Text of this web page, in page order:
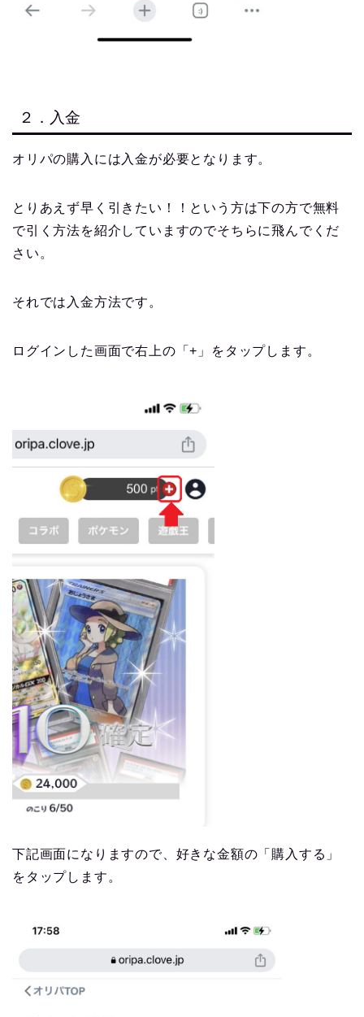
２．入金
オリパの購入には入金が必要となります。
とりあえず早く引きたい！！という方は下の方で無料
で引く方法を紹介していますのでそちらに飛んでくだ
さい。
それでは入金方法です。
ログインした画面で右上の「+」をタップします。
下記画面になりますので、好きな金額の「購入する」
をタップします。